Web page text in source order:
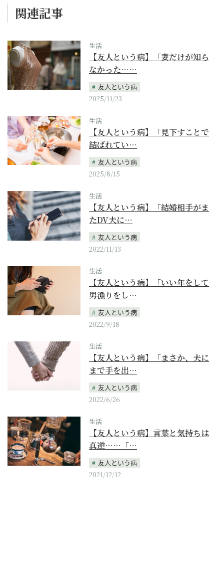
関連記事
生活
【友人という病】「妻だけが知ら
なかった……
友人という病
2025/11/23
生活
【友人という病】「見下すことで
結ばれてい…
友人という病
2025/8/15
生活
【友人という病】「結婚相手がま
たDV夫に…
友人という病
2022/11/13
生活
【友人という病】「いい年をして
男漁りをし…
友人という病
2022/9/18
生活
【友人という病】「まさか、夫に
まで手を出…
友人という病
2022/6/26
生活
【友人という病】言葉と気持ちは
真逆……「…
友人という病
2021/12/12